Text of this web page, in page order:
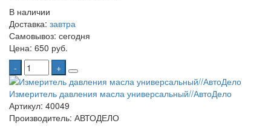
В наличии
Доставка: завтра
Самовывоз: сегодня
Цена: 650 руб.
-
+
Измеритель давления масла универсальный//АвтоДело
Артикул: 40049
Производитель: АВТОДЕЛО